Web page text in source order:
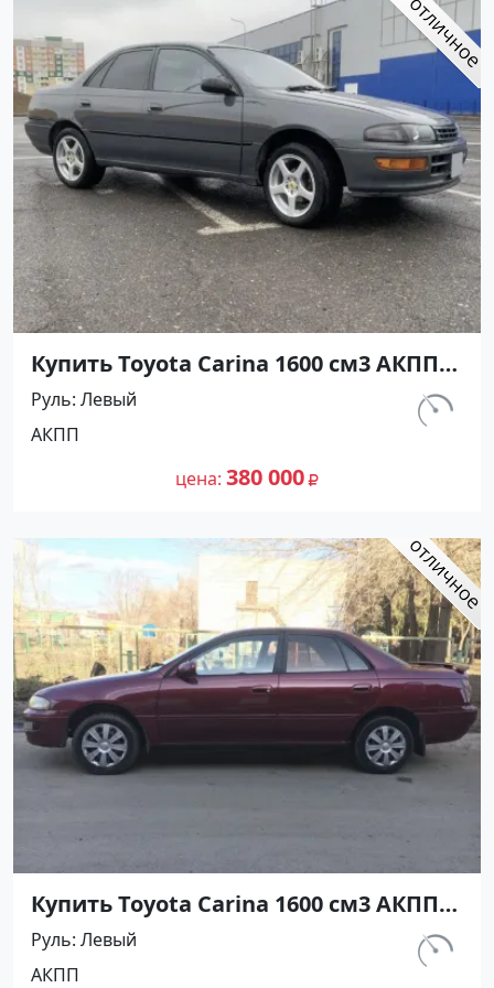
Купить Toyota Carina 1600 см3 АКПП
(116 л.с.) Бензин инжектор в
Павловская: цвет серый Седан 1993
года по цене 380000 рублей,
объявление №27301 на сайте
Авторынок23
км.
Руль Левый
АКПП
цена 380 000
Купить Toyota Carina 1600 см3 АКПП
(116 л.с.) Бензин инжектор в
Краснодар: цвет Красный Седан 1993
км.
Руль Левый
АКПП